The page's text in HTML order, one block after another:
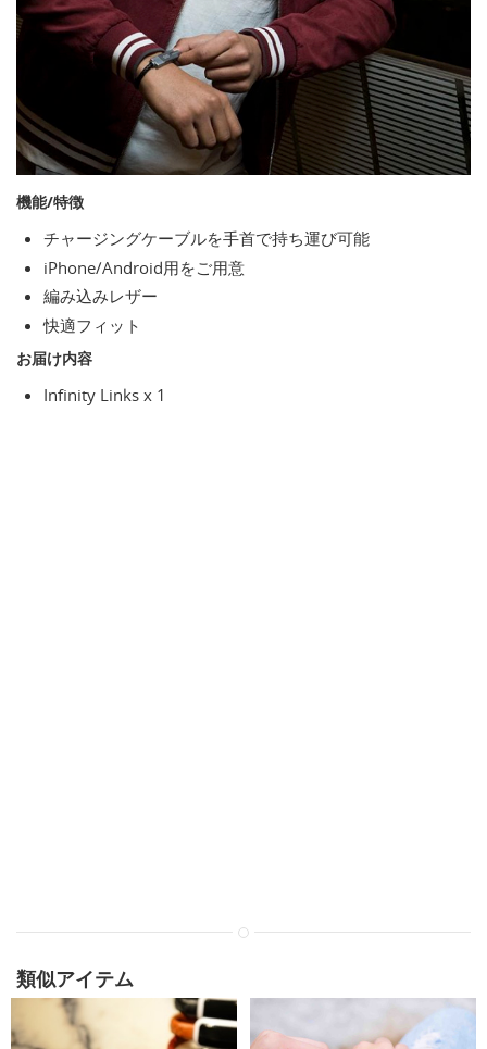
機能/特徴
チャージングケーブルを手首で持ち運び可能
iPhone/Android用をご用意
編み込みレザー
快適フィット
お届け内容
Infinity Links x 1
類似アイテム